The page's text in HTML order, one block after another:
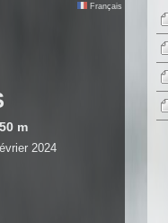
Français
m
2024